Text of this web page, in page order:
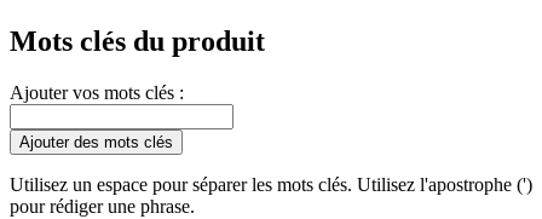
Mots clés du produit
Ajouter vos mots clés :
Ajouter des mots clés
Utilisez un espace pour séparer les mots clés. Utilisez l'apostrophe (')
pour rédiger une phrase.